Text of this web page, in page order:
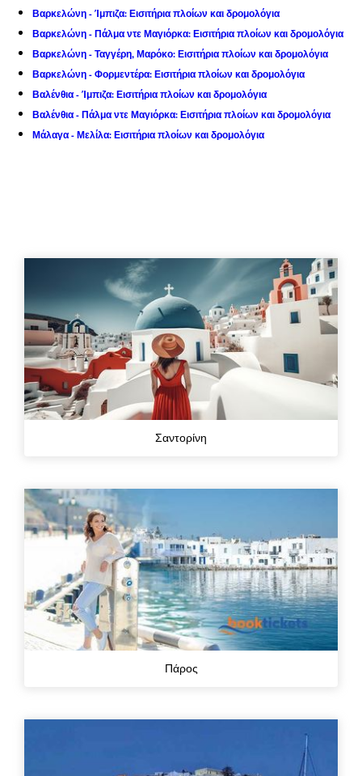
Βαρκελώνη - Ίμπιζα: Εισιτήρια πλοίων και δρομολόγια
Βαρκελώνη - Πάλμα ντε Μαγιόρκα: Εισιτήρια πλοίων και δρομολόγια
Βαρκελώνη - Ταγγέρη, Μαρόκο: Εισιτήρια πλοίων και δρομολόγια
Βαρκελώνη - Φορμεντέρα: Εισιτήρια πλοίων και δρομολόγια
Βαλένθια - Ίμπιζα: Εισιτήρια πλοίων και δρομολόγια
Βαλένθια - Πάλμα ντε Μαγιόρκα: Εισιτήρια πλοίων και δρομολόγια
Μάλαγα - Μελίλα: Εισιτήρια πλοίων και δρομολόγια
Σαντορίνη
Πάρος